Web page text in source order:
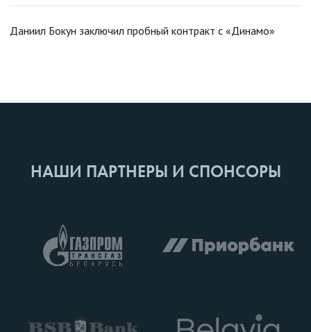
Даниил Бокун заключил пробный контракт с «Динамо»
НАШИ ПАРТНЕРЫ И СПОНСОРЫ